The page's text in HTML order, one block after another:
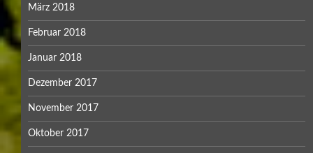
März 2018
Februar 2018
Januar 2018
Dezember 2017
November 2017
Oktober 2017